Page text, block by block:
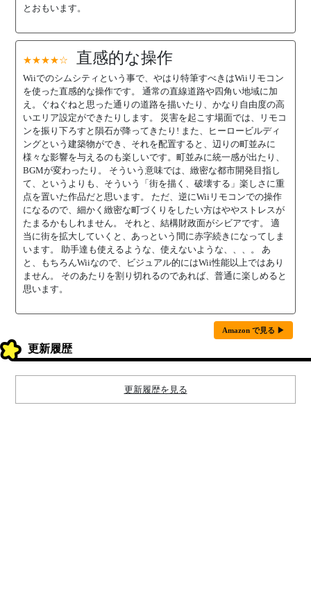
とおもいます。
★★★★☆ 直感的な操作
Wiiでのシムシティという事で、やはり特筆すべきはWiiリモコン
を使った直感的な操作です。 通常の直線道路や四角い地域に加
え。ぐねぐねと思った通りの道路を描いたり、かなり自由度の高
いエリア設定ができたりします。 災害を起こす場面では、リモコ
ンを振り下ろすと隕石が降ってきたり! また、ヒーロービルディ
ングという建築物ができ、それを配置すると、辺りの町並みに
様々な影響を与えるのも楽しいです。町並みに統一感が出たり、
BGMが変わったり。 そういう意味では、緻密な都市開発目指し
て、というよりも、そういう「街を描く、破壊する」楽しさに重
点を置いた作品だと思います。 ただ、逆にWiiリモコンでの操作
になるので、細かく緻密な町づくりをしたい方はややストレスが
たまるかもしれません。 それと、結構財政面がシビアです。 適
当に街を拡大していくと、あっという間に赤字続きになってしま
います。 助手達も使えるような、使えないような、、、。 あ
と、もちろんWiiなので、ビジュアル的にはWii性能以上ではあり
ません。 そのあたりを割り切れるのであれば、普通に楽しめると
思います。
Amazon で見る ▶
更新履歴
更新履歴を見る